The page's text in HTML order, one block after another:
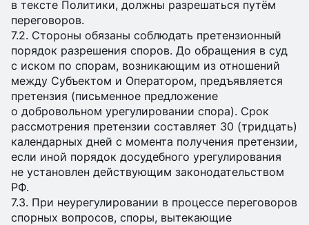
в тексте Политики, должны разрешаться путём
переговоров.
7.2. Стороны обязаны соблюдать претензионный
порядок разрешения споров. До обращения в суд
с иском по спорам, возникающим из отношений
между Субъектом и Оператором, предъявляется
претензия (письменное предложение
о добровольном урегулировании спора). Срок
рассмотрения претензии составляет 30 (тридцать)
календарных дней с момента получения претензии,
если иной порядок досудебного урегулирования
не установлен действующим законодательством
РФ.
7.3. При неурегулировании в процессе переговоров
спорных вопросов, споры, вытекающие